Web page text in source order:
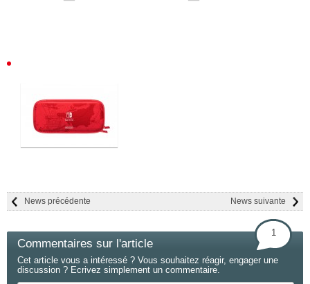
News suivante
News précédente
Commentaires sur l'article
1
Cet article vous a intéressé ? Vous souhaitez réagir, engager une
discussion ? Ecrivez simplement un commentaire.